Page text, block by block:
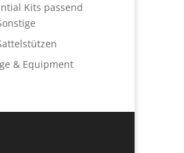
Kits passend
& Equipment